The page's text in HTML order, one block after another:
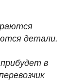
детали.
в